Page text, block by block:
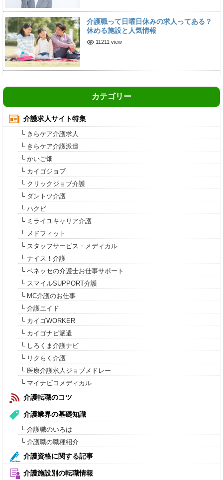
介護職って日曜日休みの求人ってある？
休める施設と人気情報
11211 view
カテゴリー
介護求人サイト特集
└ きらケア介護求人
└ きらケア介護派遣
└ かいご畑
└ カイゴジョブ
└ クリックジョブ介護
└ ダントツ介護
└ ハクビ
└ ミライユキャリア介護
└ メドフィット
└ スタッフサービス・メディカル
└ ナイス！介護
└ ベネッセの介護士お仕事サポート
└ スマイルSUPPORT介護
└ MC介護のお仕事
└ 介護エイド
└ カイゴWORKER
└ カイゴナビ派遣
└ しろくま介護ナビ
└ リクらく介護
└ 医療介護求人ジョブメドレー
└ マイナビコメディカル
介護転職のコツ
介護業界の基礎知識
└ 介護職のいろは
└ 介護職の職種紹介
介護資格に関する記事
介護施設別の転職情報